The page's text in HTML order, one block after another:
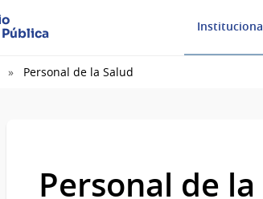
Personal de la Salud
Personal de